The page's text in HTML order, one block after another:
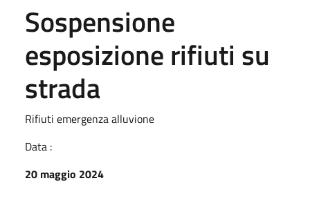
Sospensione
esposizione rifiuti su
strada
Rifiuti emergenza alluvione
Data :
20 maggio 2024